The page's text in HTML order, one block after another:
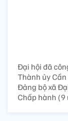
Đại hội đã
Thành ủy
Đảng bộ xã
Chấp hành (9